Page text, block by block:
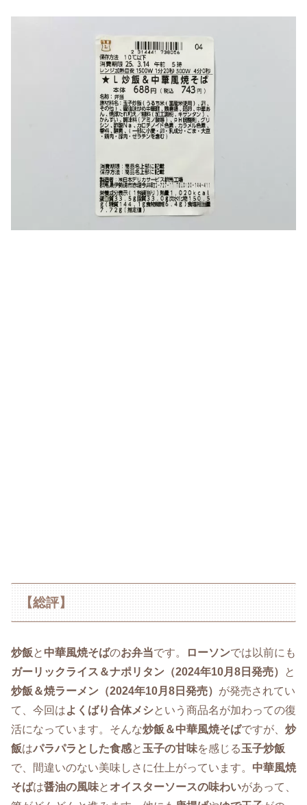
【総評】
炒飯と 中華風焼そばのお弁当です。 ローソンでは以前にも
ガーリックライス＆ナポリタン（2024年10月8日発売）
と
炒飯＆焼ラーメン（2024年10月8日発売） が発売されてい
て、今回はよくばり合体メシという商品名が加わっての復
活になっています。そんな炒飯＆中華風焼そばですが、 炒
飯はパラパラとした食感と 玉子の甘味を感じる玉子炒飯
で、間違いのない美味しさに仕上がっています。 中華風焼
そばは醤油の風味と オイスターソースの味わいがあって、